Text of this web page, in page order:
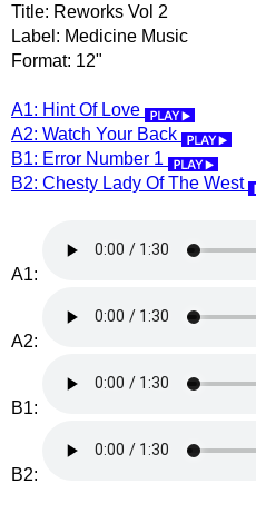
Title: Reworks Vol 2
Label: Medicine Music
Format: 12"
A1: Hint Of Love
A2: Watch Your Back
B1: Error Number 1
B2: Chesty Lady Of The West
A1:
A2:
B1:
B2: